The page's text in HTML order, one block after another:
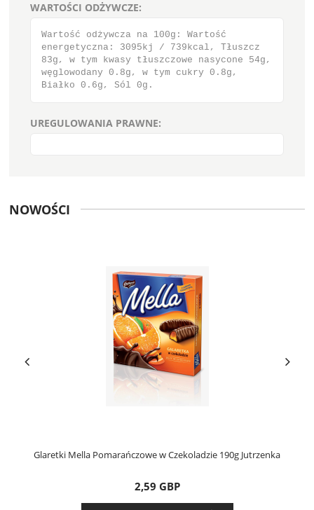
WARTOŚCI ODŻYWCZE:
Wartość odżywcza na 100g: Wartość
energetyczna: 3095kj / 739kcal, Tłuszcz
83g, w tym kwasy tłuszczowe nasycone 54g,
węglowodany 0.8g, w tym cukry 0.8g,
Białko 0.6g, Sól 0g.
UREGULOWANIA PRAWNE:
NOWOŚCI
Glaretki Mella Pomarańczowe w Czekoladzie 190g Jutrzenka
2,59 GBP